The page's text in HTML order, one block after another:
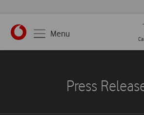
https://www.vodafone.pt
Menu
Press